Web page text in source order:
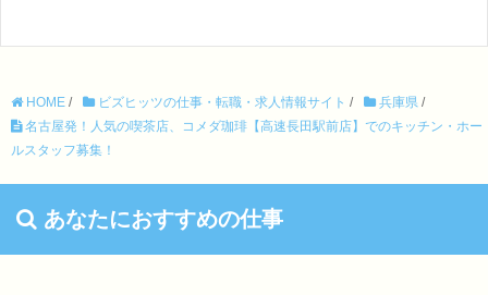
HOME / ビズヒッツの仕事・転職・求人情報サイト / 兵庫県 /
名古屋発！人気の喫茶店、コメダ珈琲【高速長田駅前店】でのキッチン・ホー
ルスタッフ募集！
あなたにおすすめの仕事